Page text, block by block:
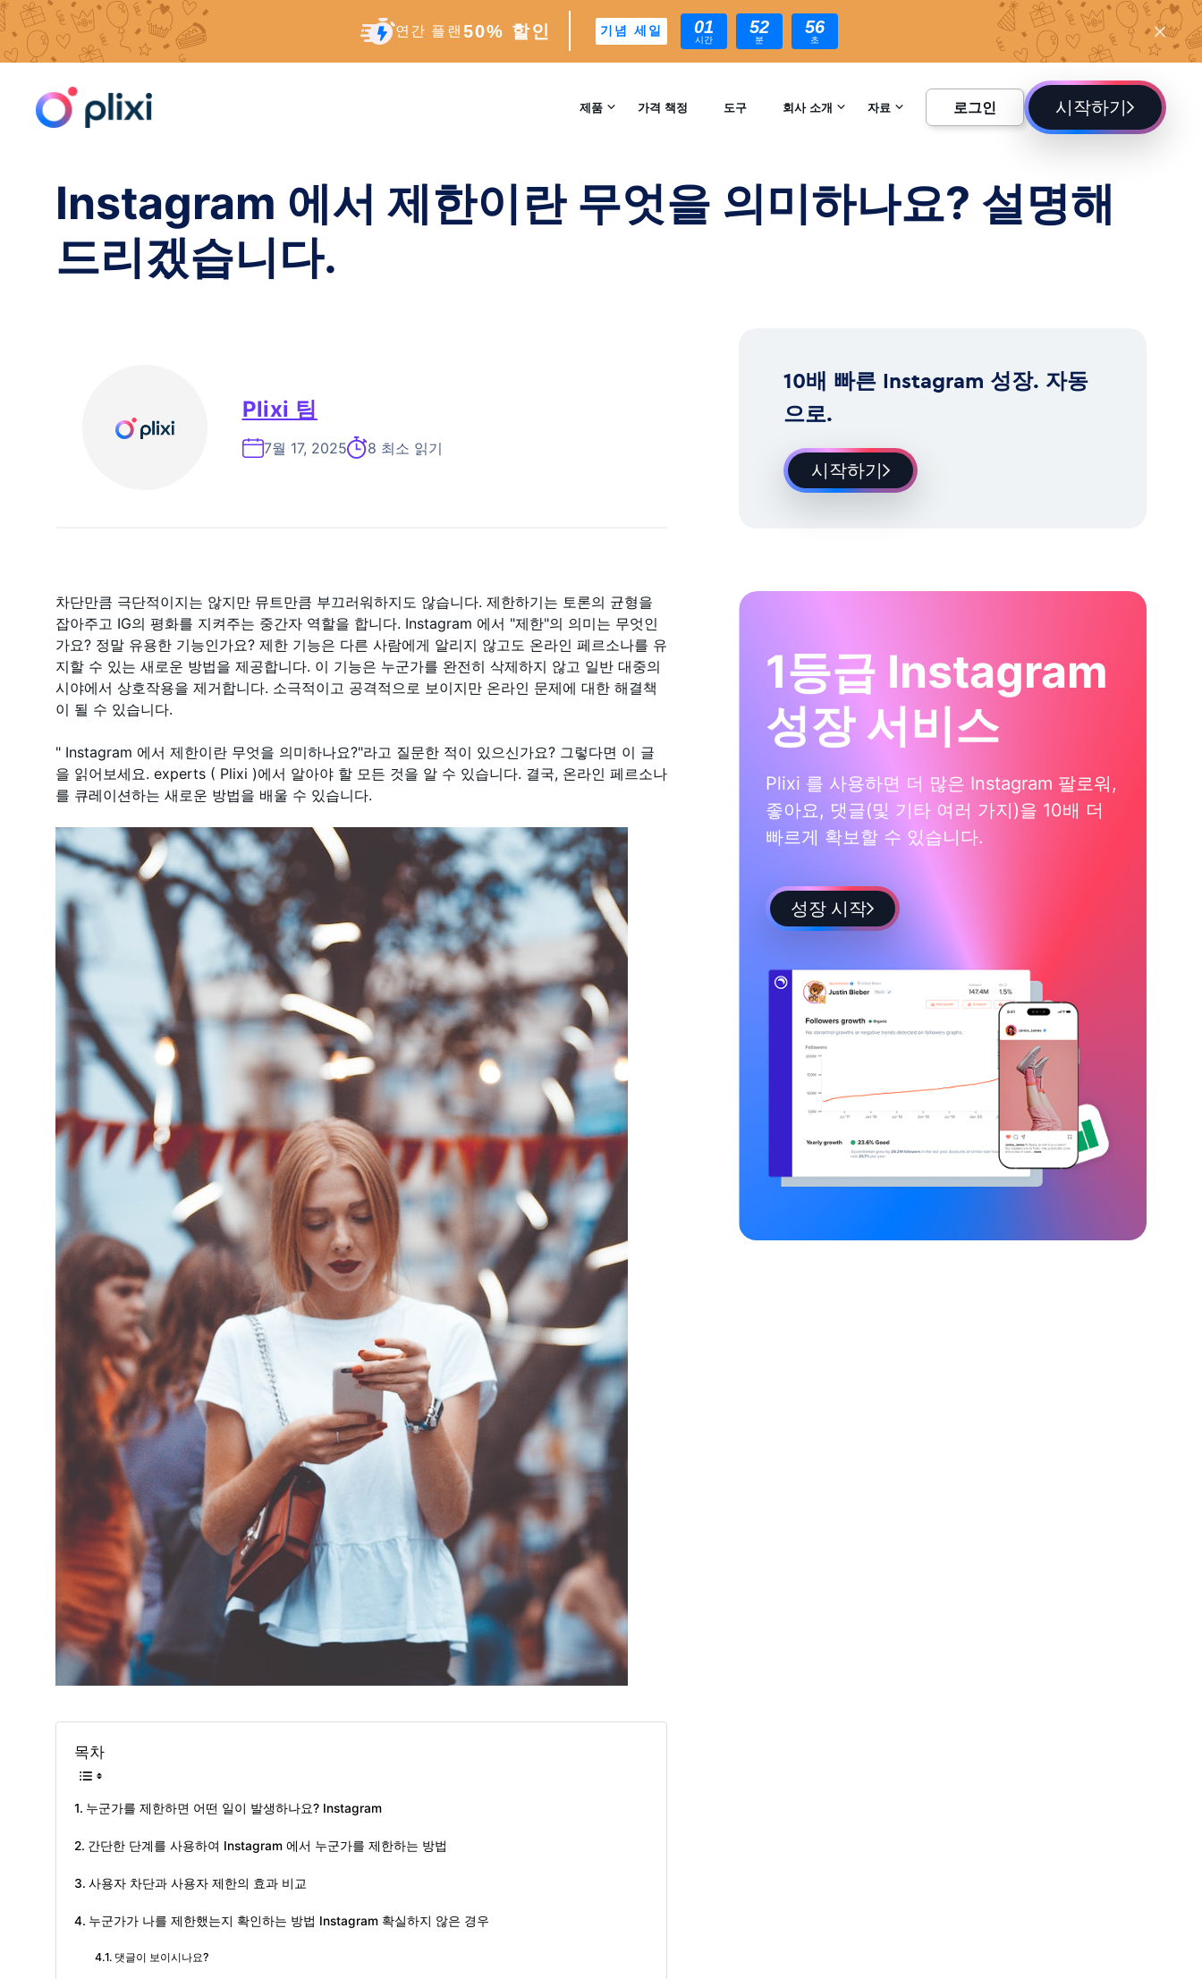
50% 할인
연간 플랜 기념 세일 01
시간
52
분
55
초
제품
자동 AI 기반 성장 엔진
가격 책정 도구 회사 소개
리뷰
자료
블로그
로그인 시작하기
홈/ 리소스 Instagram 에서 제한이란 무엇을 의미하나요? 설명해 드리겠습니다.
Instagram 에서 제한이란 무엇을 의미하나요? 설명해
드리겠습니다.
Plixi 팀
7월 17, 2025 8 최소 읽기
10배 빠른 Instagram 성장. 자동
으로.
시작하기
차단만큼 극단적이지는 않지만 뮤트만큼 부끄러워하지도 않습니다. 제한하기는 토론의 균형을
잡아주고 IG의 평화를 지켜주는 중간자 역할을 합니다. Instagram 에서 "제한"의 의미는 무엇인
가요? 정말 유용한 기능인가요? 제한 기능은 다른 사람에게 알리지 않고도 온라인 페르소나를 유
지할 수 있는 새로운 방법을 제공합니다. 이 기능은 누군가를 완전히 삭제하지 않고 일반 대중의
시야에서 상호작용을 제거합니다. 소극적이고 공격적으로 보이지만 온라인 문제에 대한 해결책
이 될 수 있습니다.
" Instagram 에서 제한이란 무엇을 의미하나요?"라고 질문한 적이 있으신가요? 그렇다면 이 글
을 읽어보세요. experts ( Plixi )에서 알아야 할 모든 것을 알 수 있습니다. 결국, 온라인 페르소나
를 큐레이션하는 새로운 방법을 배울 수 있습니다.
목차
누군가를 제한하면 어떤 일이 발생하나요? Instagram
간단한 단계를 사용하여 Instagram 에서 누군가를 제한하는 방법
사용자 차단과 사용자 제한의 효과 비교
누군가가 나를 제한했는지 확인하는 방법 Instagram 확실하지 않은 경우
댓글이 보이시나요?
1등급 Instagram
성장 서비스
Plixi 를 사용하면 더 많은 Instagram 팔로워,
좋아요, 댓글(및 기타 여러 가지)을 10배 더
빠르게 확보할 수 있습니다.
성장 시작